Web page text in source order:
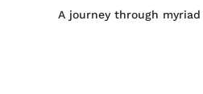
A journey through